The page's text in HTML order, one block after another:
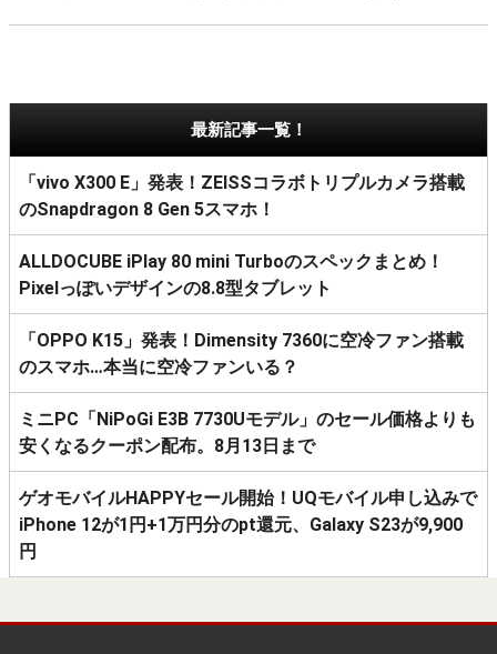
最新記事一覧！
「vivo X300 E」発表！ZEISSコラボトリプルカメラ搭載
のSnapdragon 8 Gen 5スマホ！
ALLDOCUBE iPlay 80 mini Turboのスペックまとめ！
Pixelっぽいデザインの8.8型タブレット
「OPPO K15」発表！Dimensity 7360に空冷ファン搭載
のスマホ…本当に空冷ファンいる？
ミニPC「NiPoGi E3B 7730Uモデル」のセール価格よりも
安くなるクーポン配布。8月13日まで
ゲオモバイルHAPPYセール開始！UQモバイル申し込みで
iPhone 12が1円+1万円分のpt還元、Galaxy S23が9,900
円